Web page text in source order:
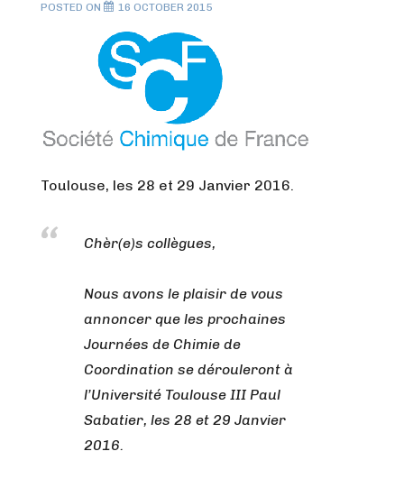
POSTED ON
16 OCTOBER 2015
Toulouse, les 28 et 29 Janvier 2016.
Chèr(e)s collègues,
Nous avons le plaisir de vous
annoncer que les prochaines
Journées de Chimie de
Coordination se dérouleront à
l’Université Toulouse III Paul
Sabatier, les 28 et 29 Janvier
2016.